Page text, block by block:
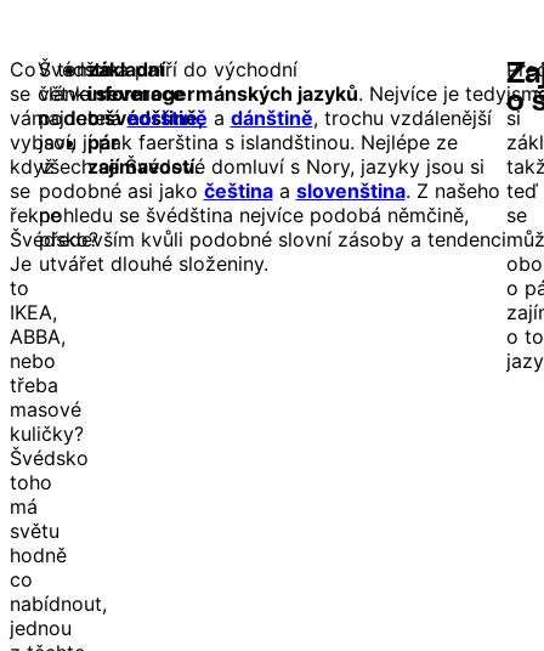
Co
se
vám
vybaví,
když
se
řekne
Švédsko?
Je
to
IKEA,
ABBA,
nebo
třeba
masové
kuličky?
Švédsko
toho
má
světu
hodně
co
nabídnout,
jednou
V tomto
článku
najdete:
základní
informace
o švédštině,
pár
zajímavostí.
Švédština patří do východní
větveseverogermánských jazyků. Nejvíce je tedy
podobnánorštině a dánštině, trochu vzdálenější
jsou jí pak faerština s islandštinou. Nejlépe ze
všech se Švédové domluví s Nory, jazyky jsou si
podobné asi jako češtinaa slovenština. Z našeho
pohledu se švédština nejvíce podobá němčině,
především kvůli podobné slovní zásoby a tendenci
utvářet dlouhé složeniny.
o
si
teď
se
o
o